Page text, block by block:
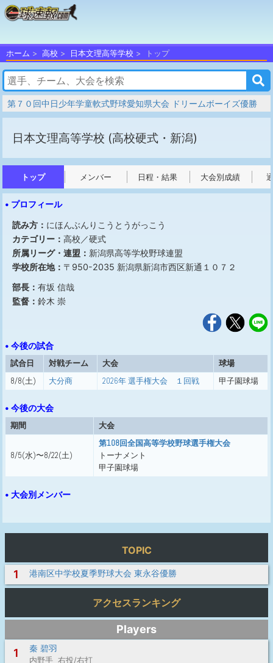
ホーム 高校 日本文理高等学校 トップ
第７０回中日少年学童軟式野球愛知県大会 ドリームボーイズ優勝
日本文理高等学校 (高校硬式・新潟)
トップ メンバー 日程・結果 大会別成績
• プロフィール
読み方： にほんぶんりこうとうがっこう
カテゴリー： 高校／硬式
所属リーグ・連盟： 新潟県高等学校野球連盟
学校所在地： 〒950-2035 新潟県新潟市西区新通１０７２
部長： 有坂 信哉
監督： 鈴木 崇
• 今後の試合
試合日
対戦チーム 大会
球場
8/8(土)
大分商 2026年 選手権大会 １回戦 甲子園球場
• 今後の大会
期間
大会
8/5(水)〜8/22(土)
第108回全国高等学校野球選手権大会
トーナメント
甲子園球場
• 大会別メンバー
TOPIC
1 港南区中学校夏季野球大会 東永谷優勝
アクセスランキング
Players
1
秦 碧羽
内野手 右投/右打